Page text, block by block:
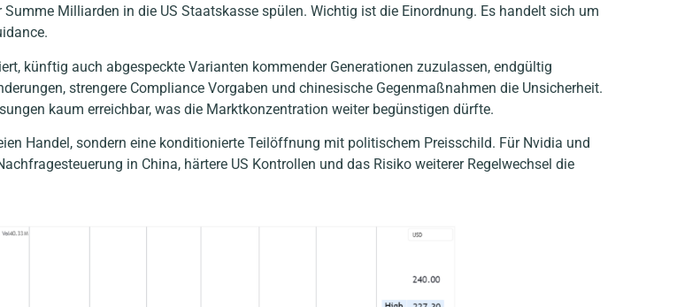
Milliarden in die US Staatskasse spülen. Wichtig ist die Einordnung. Es handelt sich um
künftig auch abgespeckte Varianten kommender Generationen zuzulassen, endgültig
strengere Compliance Vorgaben und chinesische Gegenmaßnahmen die Unsicherheit.
kaum erreichbar, was die Marktkonzentration weiter begünstigen dürfte.
Handel, sondern eine konditionierte Teilöffnung mit politischem Preisschild. Für Nvidia und
in China, härtere US Kontrollen und das Risiko weiterer Regelwechsel die